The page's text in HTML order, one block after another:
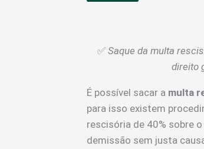
✅ Saque da multa
direito
É possível sacar a multa
para isso existem
rescisória de 40% sobre
demissão sem justa